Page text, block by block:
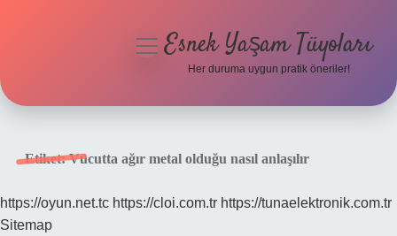
Hakkımızda
menüyüEsnek Yaşam Tüyoları
Her duruma uygun pratik öneriler!
Etiket:Vücutta ağır metal olduğu nasıl anlaşılır
https://oyun.net.tc https://cloi.com.tr https://tunaelektronik.com.tr
Sitemap